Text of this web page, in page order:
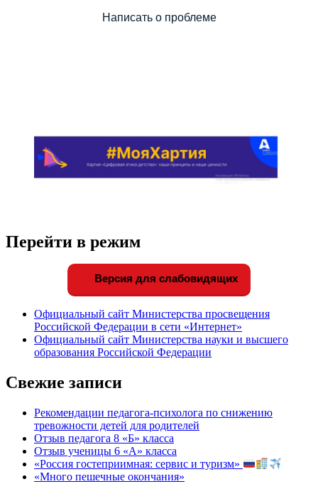
Написать о проблеме
Перейти в режим
Версия для слабовидящих
Официальный сайт Министерства просвещения
Российской Федерации в сети «Интернет»
Официальный сайт Министерства науки и высшего
образования Российской Федерации
Свежие записи
Рекомендации педагога-психолога по снижению
тревожности детей для родителей
Отзыв педагога 8 «Б» класса
Отзыв ученицы 6 «А» класса
«Россия гостеприимная: сервис и туризм»
«Много пешечные окончания»